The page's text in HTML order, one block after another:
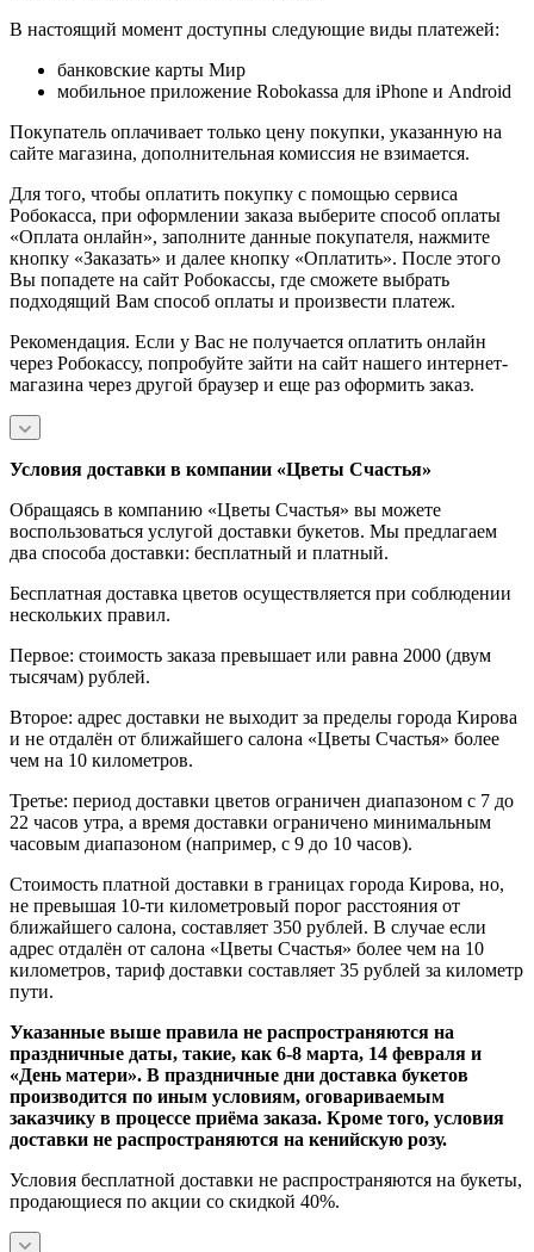
В настоящий момент доступны следующие виды платежей:
банковские карты Мир
мобильное приложение Robokassa для iPhone и Android
Покупатель оплачивает только цену покупки, указанную на
сайте магазина, дополнительная комиссия не взимается.
Для того, чтобы оплатить покупку с помощью сервиса
Робокасса, при оформлении заказа выберите способ оплаты
«Оплата онлайн», заполните данные покупателя, нажмите
кнопку «Заказать» и далее кнопку «Оплатить». После этого
Вы попадете на сайт Робокассы, где сможете выбрать
подходящий Вам способ оплаты и произвести платеж.
Рекомендация. Если у Вас не получается оплатить онлайн
через Робокассу, попробуйте зайти на сайт нашего интернет-
магазина через другой браузер и еще раз оформить заказ.
Условия доставки в компании «Цветы Счастья»
Обращаясь в компанию «Цветы Счастья» вы можете
воспользоваться услугой доставки букетов. Мы предлагаем
два способа доставки: бесплатный и платный.
Бесплатная доставка цветов осуществляется при соблюдении
нескольких правил.
Первое: стоимость заказа превышает или равна 2000 (двум
тысячам) рублей.
Второе: адрес доставки не выходит за пределы города Кирова
и не отдалён от ближайшего салона «Цветы Счастья» более
чем на 10 километров.
Третье: период доставки цветов ограничен диапазоном с 7 до
22 часов утра, а время доставки ограничено минимальным
часовым диапазоном (например, с 9 до 10 часов).
Стоимость платной доставки в границах города Кирова, но,
не превышая 10-ти километровый порог расстояния от
ближайшего салона, составляет 350 рублей. В случае если
адрес отдалён от салона «Цветы Счастья» более чем на 10
километров, тариф доставки составляет 35 рублей за километр
пути.
Указанные выше правила не распространяются на
праздничные даты, такие, как 6-8 марта, 14 февраля и
«День матери». В праздничные дни доставка букетов
производится по иным условиям, оговариваемым
заказчику в процессе приёма заказа. Кроме того, условия
доставки не распространяются на кенийскую розу.
Условия бесплатной доставки не распространяются на букеты,
продающиеся по акции со скидкой 40%.